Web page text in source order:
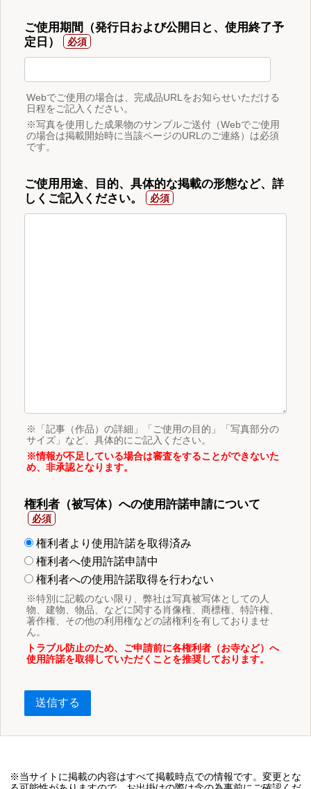
ご使用期間（発行日および公開日と、使用終了予
定日）
Webでご使用の場合は、完成品URLをお知らせいただける
日程をご記入ください。
※写真を使用した成果物のサンプルご送付（Webでご使用
の場合は掲載開始時に当該ページのURLのご連絡）は必須
です。
ご使用用途、目的、具体的な掲載の形態など、詳
しくご記入ください。
※「記事（作品）の詳細」「ご使用の目的」「写真部分の
サイズ」など、具体的にご記入ください。
※情報が不足している場合は審査をすることができないた
め、非承認となります。
権利者（被写体）への使用許諾申請について
権利者より使用許諾を取得済み
権利者へ使用許諾申請中
権利者への使用許諾取得を行わない
※特別に記載のない限り、弊社は写真被写体としての人
物、建物、物品、などに関する肖像権、商標権、特許権、
著作権、その他の利用権などの諸権利を有しておりませ
ん。
トラブル防止のため、ご申請前に各権利者（お寺など）へ
使用許諾を取得していただくことを推奨しております。
送信する
※当サイトに掲載の内容はすべて掲載時点での情報です。変更とな